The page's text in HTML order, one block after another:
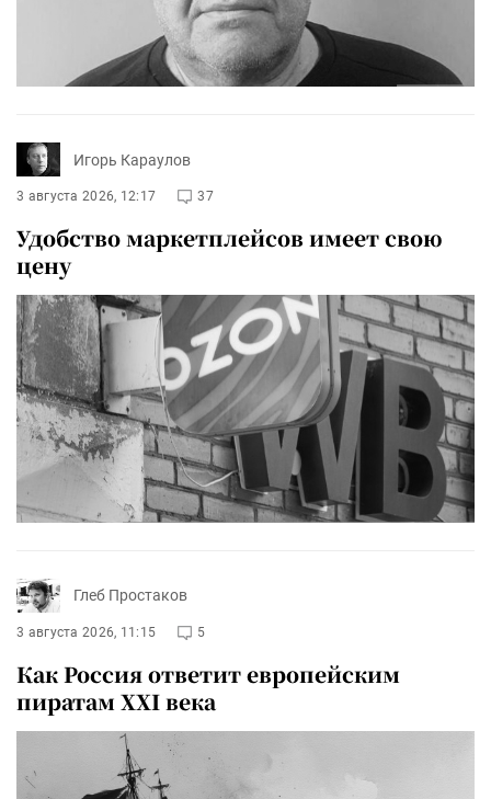
Игорь Караулов
3 августа 2026, 12:17 37
Удобство маркетплейсов имеет свою
цену
Глеб Простаков
3 августа 2026, 11:15 5
Как Россия ответит европейским
пиратам XXI века